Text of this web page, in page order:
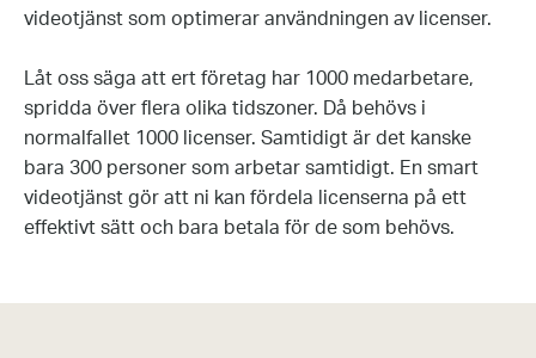
videotjänst som optimerar användningen av licenser.
Låt oss säga att ert företag har 1000 medarbetare,
spridda över flera olika tidszoner. Då behövs i
normalfallet 1000 licenser. Samtidigt är det kanske
bara 300 personer som arbetar samtidigt. En smart
videotjänst gör att ni kan fördela licenserna på ett
effektivt sätt och bara betala för de som behövs.